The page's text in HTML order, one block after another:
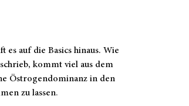
auf die Basics hinaus. Wie
kommt viel aus dem
Östrogendominanz in den
zu lassen.